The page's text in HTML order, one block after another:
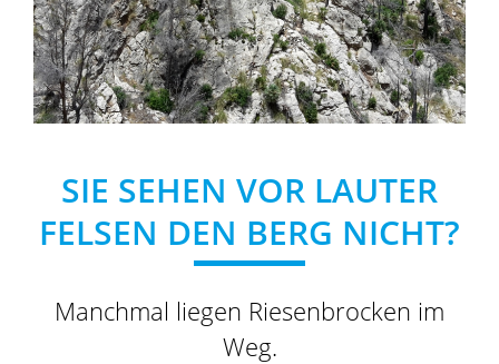
SIE SEHEN VOR LAUTER
FELSEN DEN BERG NICHT?
Manchmal liegen Riesenbrocken im
Weg.